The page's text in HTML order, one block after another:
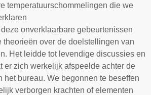
temperatuurschommelingen die we
onverklaarbare gebeurtenissen
theorieën over de doelstellingen van
Het leidde tot levendige discussies en
er zich werkelijk afspeelde achter de
het bureau. We begonnen te beseffen
verborgen krachten of elementen